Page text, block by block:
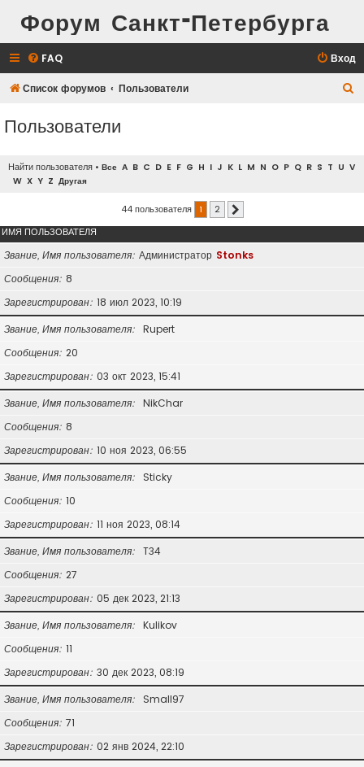
Форум Санкт-Петербурга
FAQ Вход
Список форумов Пользователи
Пользователи
Найти пользователя • Все A B C D E F G H I J K L M N O P Q R S T U V
W X Y Z Другая
44 пользователя 1 2
ИМЯ ПОЛЬЗОВАТЕЛЯ
Звание, Имя пользователя Администратор Stonks
Сообщения 8
Зарегистрирован 18 июл 2023, 10:19
Звание, Имя пользователя
Rupert
Сообщения 20
Зарегистрирован 03 окт 2023, 15:41
Звание, Имя пользователя
NikChar
Сообщения 8
Зарегистрирован 10 ноя 2023, 06:55
Звание, Имя пользователя
Sticky
Сообщения 10
Зарегистрирован 11 ноя 2023, 08:14
Звание, Имя пользователя
T34
Сообщения 27
Зарегистрирован 05 дек 2023, 21:13
Звание, Имя пользователя
Kulikov
Сообщения 11
Зарегистрирован 30 дек 2023, 08:19
Звание, Имя пользователя
Small97
Сообщения 71
Зарегистрирован 02 янв 2024, 22:10